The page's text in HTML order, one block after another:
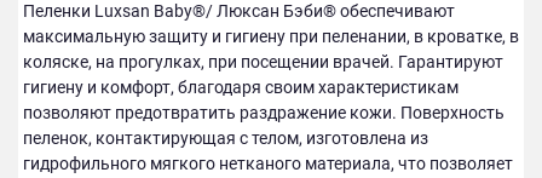
Пеленки Luxsan Baby®/ Люксан Бэби® обеспечивают
максимальную защиту и гигиену при пеленании, в кроватке, в
коляске, на прогулках, при посещении врачей. Гарантируют
гигиену и комфорт, благодаря своим характеристикам
позволяют предотвратить раздражение кожи. Поверхность
пеленок, контактирующая с телом, изготовлена из
гидрофильного мягкого нетканого материала, что позволяет